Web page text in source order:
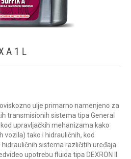
A 1 L
ulje primarno namenjeno za
transmisionih sistema tipa General
upravljačkih mehanizama kako
vozila) tako i hidrauličnih, kod
hidrauličnih sistema različitih uređaja
upotrebu fluida tipa DEXRON II.